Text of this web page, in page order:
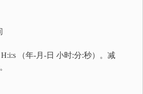
（年-月-日 小时:分:秒）。减